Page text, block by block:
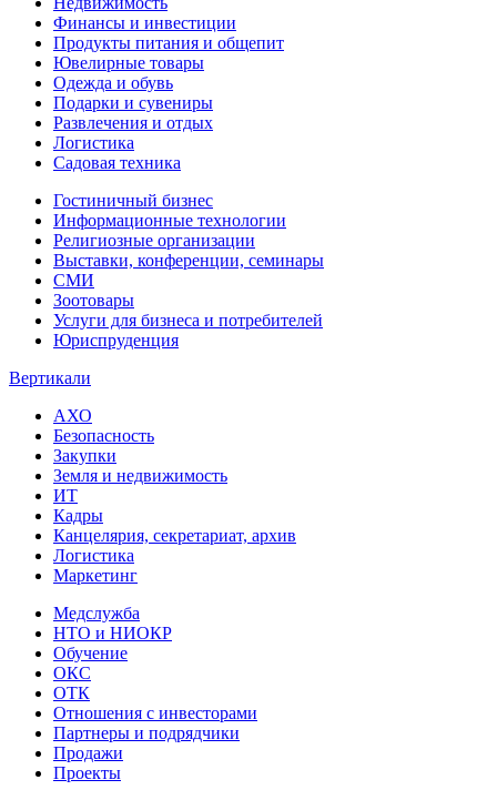
Финансы и инвестиции
Продукты питания и общепит
Ювелирные товары
Одежда и обувь
Подарки и сувениры
Развлечения и отдых
Логистика
Садовая техника
Гостиничный бизнес
Информационные технологии
Религиозные организации
Выставки, конференции, семинары
СМИ
Зоотовары
Услуги для бизнеса и потребителей
Юриспруденция
Вертикали
АХО
Безопасность
Закупки
Земля и недвижимость
ИТ
Кадры
Канцелярия, секретариат, архив
Логистика
Маркетинг
Медслужба
НТО и НИОКР
Обучение
ОКС
ОТК
Отношения с инвесторами
Партнеры и подрядчики
Продажи
Проекты